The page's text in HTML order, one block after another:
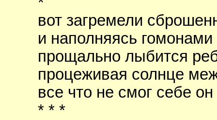
вот загремели
и наполняясь гомонами
прощально лыбится
процеживая солнце
все что не смог себе он
* * *